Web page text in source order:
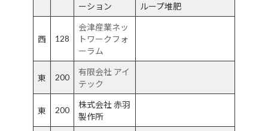
ーション
ループ堆肥
西 128
会津産業ネッ
トワークフォ
ーラム
東 200
有限会社 アイ
テック
東 200
株式会社 赤羽
製作所